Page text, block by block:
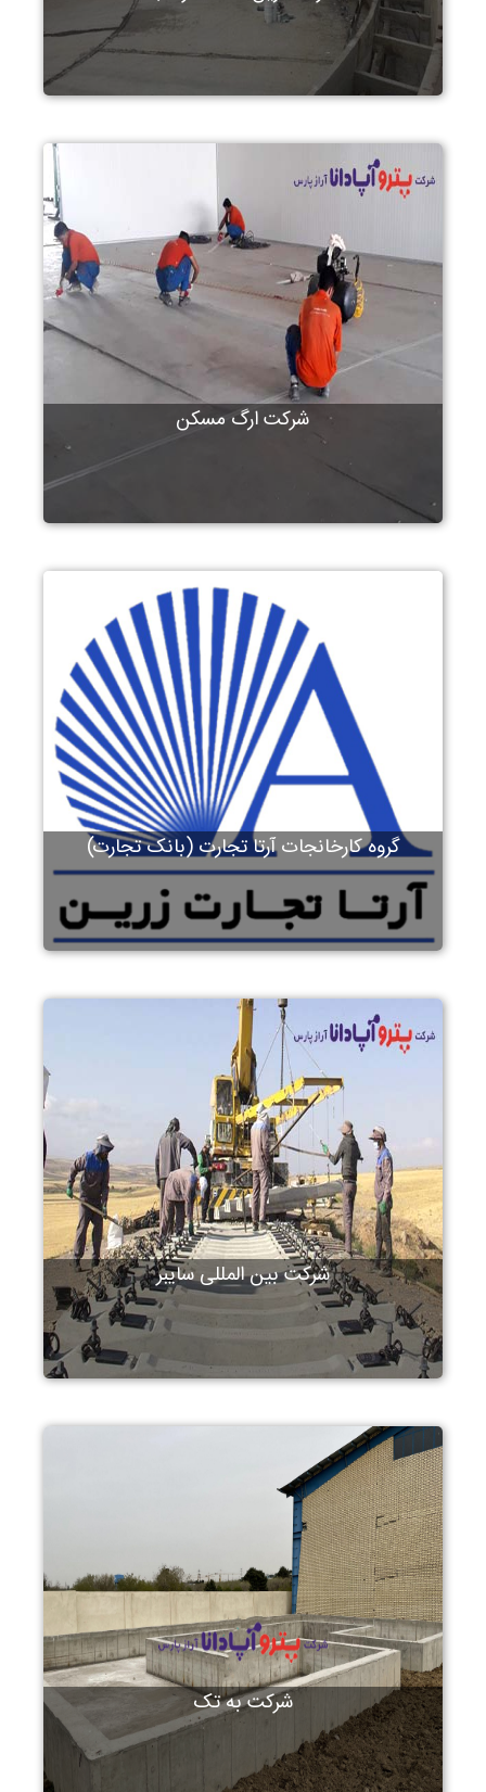
شرکت ارگ مسکن
گروه کارخانجات آرتا تجارت (بانک تجارت)
شرکت بین المللی سایبر
شرکت به تک